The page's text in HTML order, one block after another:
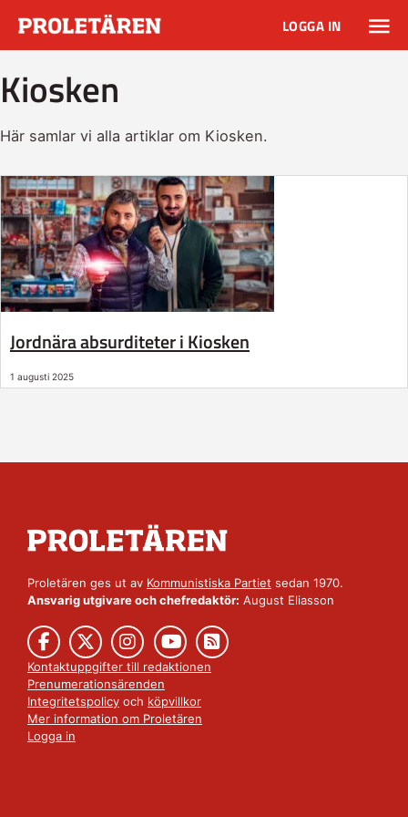
LOGGA IN
Kiosken
Här samlar vi alla artiklar om Kiosken.
Jordnära absurditeter i Kiosken
1 augusti 2025
Proletären ges ut av Kommunistiska Partiet sedan 1970.
Ansvarig utgivare och chefredaktör: August Eliasson
Kontaktuppgifter till redaktionen
Prenumerationsärenden
Integritetspolicy och köpvillkor
Mer information om Proletären
Logga in